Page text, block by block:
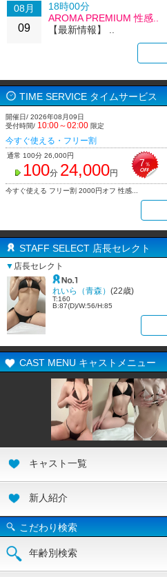
08月
09
18時00分
AROMA PREMIUM 性感..
【最新情報】 ..
TIME SERVICE タイムサービス
開催日/ 2026年08月09日
受付時間/ 10:00～02:00 限定
今すぐ使える・フリー割
通常 100分 26,000円
100分 24,000円
7％
今すぐ使える フリー割 2000円オフ 性感...
STAFF SELECT 店長セレクト
▼ 店長セレクト
れいら（青森） (22歳)
T:160
B:87(D)/W:56/H:85
CAST MENU キャストメニュー
キャスト一覧
新人紹介
こだわり検索
年齢別検索